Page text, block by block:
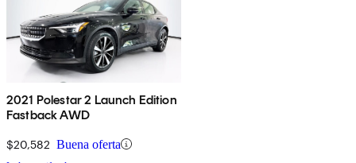
2021 Polestar 2 Launch Edition
Fastback AWD
$20,582 Buena oferta